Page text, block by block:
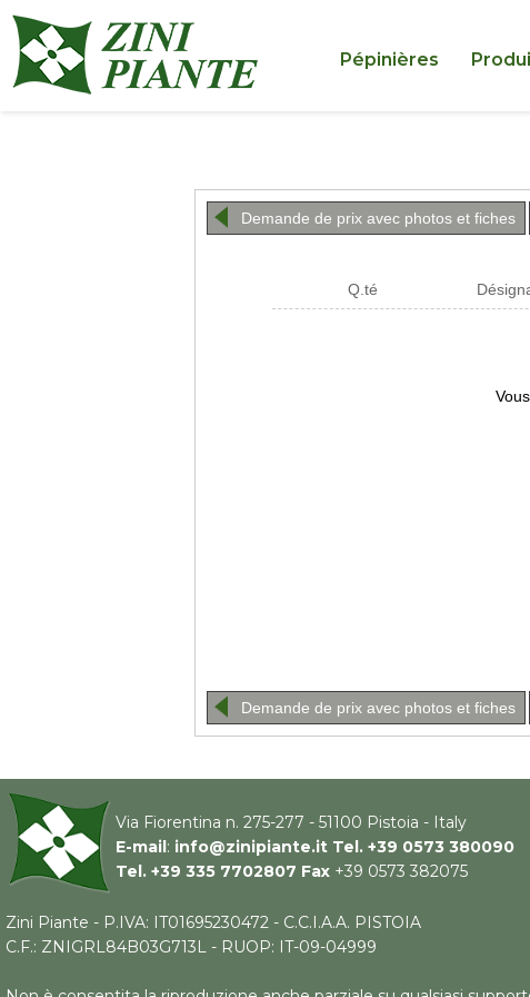
Pépinières
Demande de prix avec photos et fiches
Q.té
Demande de prix avec photos et fiches
Via Fiorentina n. 275-277 - 51100 Pistoia - Italy
E-mail: info@zinipiante.it Tel. +39 0573 380090
Tel. +39 335 7702807 Fax+39 0573 382075
Zini Piante - P.IVA: IT01695230472 - C.C.I.A.A. PISTOIA
C.F.: ZNIGRL84B03G713L - RUOP: IT-09-04999